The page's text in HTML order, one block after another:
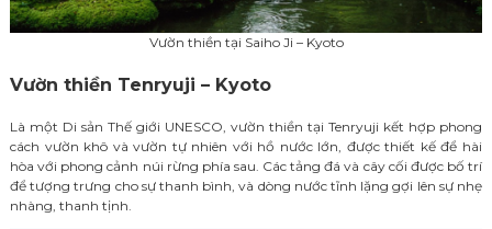
Vườn thiền tại Saiho Ji – Kyoto
Vườn thiền Tenryuji – Kyoto
Là một Di sản Thế giới UNESCO, vườn thiền tại Tenryuji kết hợp phong
cách vườn khô và vườn tự nhiên với hồ nước lớn, được thiết kế để hài
hòa với phong cảnh núi rừng phía sau. Các tảng đá và cây cối được bố trí
để tượng trưng cho sự thanh bình, và dòng nước tĩnh lặng gợi lên sự nhẹ
nhàng, thanh tịnh.